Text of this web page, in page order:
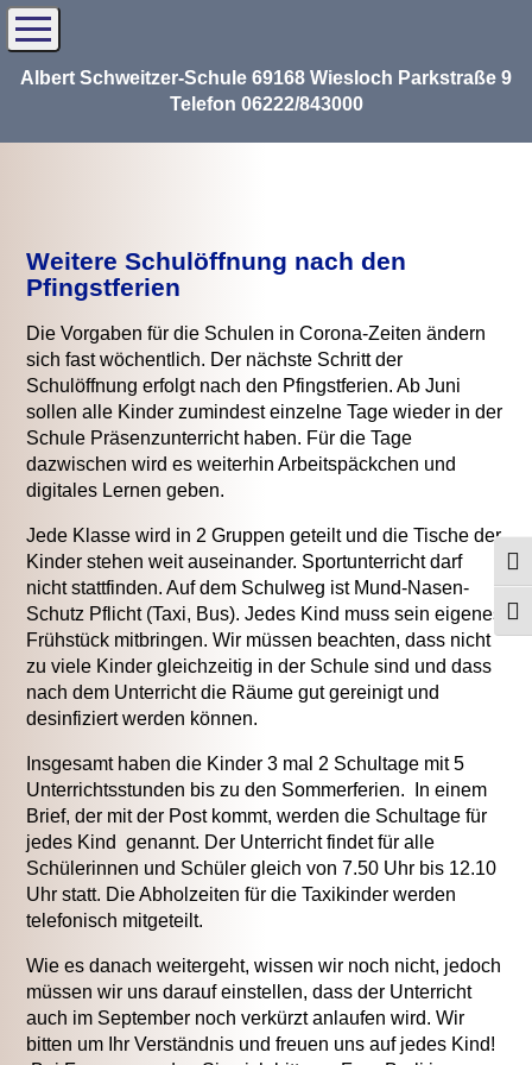
Albert Schweitzer-Schule 69168 Wiesloch Parkstraße 9
Telefon 06222/843000
Weitere Schulöffnung nach den
Pfingstferien
Die Vorgaben für die Schulen in Corona-Zeiten ändern
sich fast wöchentlich. Der nächste Schritt der
Schulöffnung erfolgt nach den Pfingstferien. Ab Juni
sollen alle Kinder zumindest einzelne Tage wieder in der
Schule Präsenzunterricht haben. Für die Tage
dazwischen wird es weiterhin Arbeitspäckchen und
digitales Lernen geben.
Jede Klasse wird in 2 Gruppen geteilt und die Tische der
Kinder stehen weit auseinander. Sportunterricht darf
nicht stattfinden. Auf dem Schulweg ist Mund-Nasen-
Schutz Pflicht (Taxi, Bus). Jedes Kind muss sein eigenes
Frühstück mitbringen. Wir müssen beachten, dass nicht
zu viele Kinder gleichzeitig in der Schule sind und dass
nach dem Unterricht die Räume gut gereinigt und
desinfiziert werden können.
Insgesamt haben die Kinder 3 mal 2 Schultage mit 5
Unterrichtsstunden bis zu den Sommerferien. In einem
Brief, der mit der Post kommt, werden die Schultage für
jedes Kind genannt. Der Unterricht findet für alle
Schülerinnen und Schüler gleich von 7.50 Uhr bis 12.10
Uhr statt. Die Abholzeiten für die Taxikinder werden
telefonisch mitgeteilt.
Wie es danach weitergeht, wissen wir noch nicht, jedoch
müssen wir uns darauf einstellen, dass der Unterricht
auch im September noch verkürzt anlaufen wird. Wir
bitten um Ihr Verständnis und freuen uns auf jedes Kind!